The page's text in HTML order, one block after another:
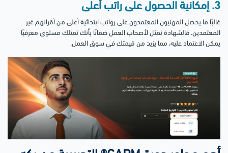
3. إمكانية الحصول على راتب أعلى
غالبًا ما يحصل المهنيون المعتمدون على رواتب ابتدائية أعلى من أقرانهم غير
المعتمدين. فالشهادة تمثل لأصحاب العمل ضمانًا بأنك تمتلك مستوى معرفيًا
يمكن الاعتماد عليه، مما يزيد من قيمتك في سوق العمل.